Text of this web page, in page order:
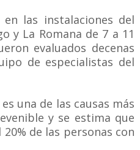
las instalaciones del
y La Romana de 7 a 11
evaluados decenas
de especialistas del
una de las causas más
y se estima que
de las personas con